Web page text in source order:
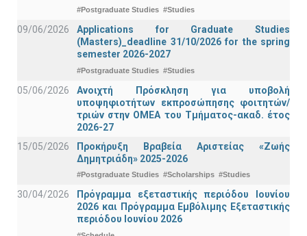
#Postgraduate Studies #Studies
09/06/2026
Applications for Graduate Studies
(Masters)_deadline 31/10/2026 for the spring
semester 2026-2027
#Postgraduate Studies #Studies
05/06/2026
Ανοιχτή Πρόσκληση για υποβολή
υποψηφιοτήτων εκπροσώπησης φοιτητών/
τριών στην ΟΜΕΑ του Τμήματος-ακαδ. έτος
2026-27
15/05/2026
Προκήρυξη Βραβεία Αριστείας «Ζωής
Δημητριάδη» 2025-2026
#Postgraduate Studies #Scholarships #Studies
30/04/2026
Πρόγραμμα εξεταστικής περιόδου Ιουνίου
2026 και Πρόγραμμα Εμβόλιμης Εξεταστικής
περιόδου Ιουνίου 2026